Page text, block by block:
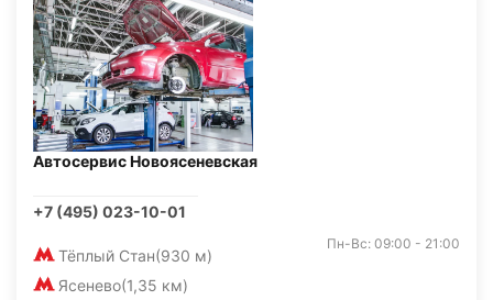
Автосервис Новоясеневская
+7 (495) 023-10-01
Тёплый Стан(930 м)
Ясенево(1,35 км)
Пн-Вс: 09:00 - 21:00